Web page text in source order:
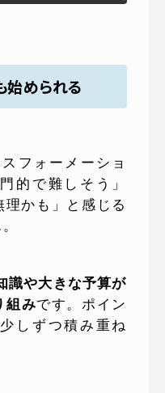
始められる
フォーメーショ
的で難しそう」
理かも」と感じる
識や大きな予算が
組みです。ポイン
しずつ積み重ね